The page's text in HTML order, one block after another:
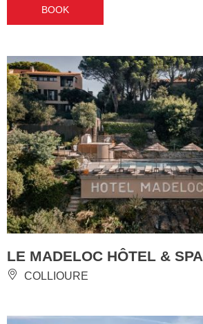
BOOK
LE MADELOC HÔTEL & SPA
COLLIOURE